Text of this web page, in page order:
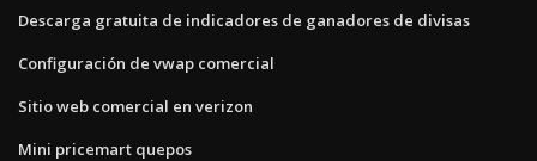
Descarga gratuita de indicadores de ganadores de divisas
Configuración de vwap comercial
Sitio web comercial en verizon
Mini pricemart quepos